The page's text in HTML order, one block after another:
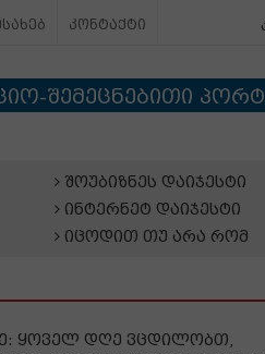
კონტაქტი
შემეცნებითი
შოუბიზნეს დაიჯესტი
ინტერნეტ დაიჯესტი
იცოდით თუ არა რომ
ყოველ დღე ვცდილობთ,